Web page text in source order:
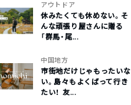
アウトドア
休みたくても休めない。そ
んな頑張り屋さんに贈る
「群馬・尾...
中国地方
市街地だけじゃもったいな
い。島々もよくばって行き
たい！ 友...